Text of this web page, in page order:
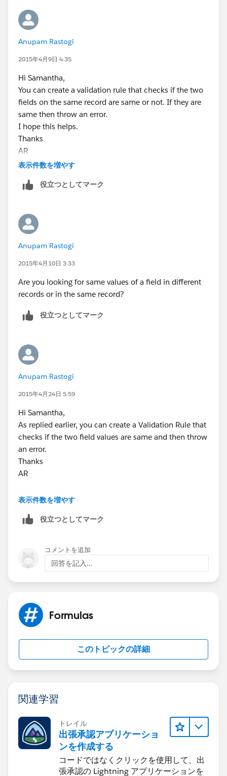
Anupam Rastogi
2015年4月9日 4:35
Hi Samantha,
You can create a validation rule that checks if the two
fields on the same record are same or not. If they are
same then throw an error.
I hope this helps.
Thanks
AR
If you found the reply useful that solves your query
表示件数を増やす
役立つとしてマーク
Anupam Rastogi
2015年4月10日 3:33
Are you looking for same values of a field in different
records or in the same record?
役立つとしてマーク
Anupam Rastogi
2015年4月24日 5:59
Hi Samantha,
As replied earlier, you can create a Validation Rule that
checks if the two field values are same and then throw
an error.
Thanks
AR
表示件数を増やす
役立つとしてマーク
コメントを追加
回答を記入...
Formulas
このトピックの詳細
関連学習
トレイル
出張承認アプリケーショ
ンを作成する
コードではなくクリックを使用して、出
張承認の Lightning アプリケーションを